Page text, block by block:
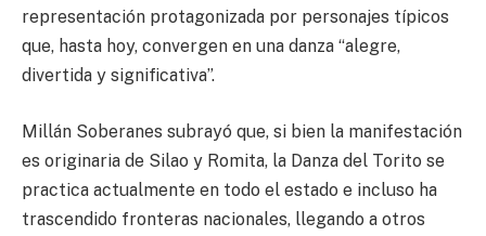
representación protagonizada por personajes típicos
que, hasta hoy, convergen en una danza “alegre,
divertida y significativa”.
Millán Soberanes subrayó que, si bien la manifestación
es originaria de Silao y Romita, la Danza del Torito se
practica actualmente en todo el estado e incluso ha
trascendido fronteras nacionales, llegando a otros